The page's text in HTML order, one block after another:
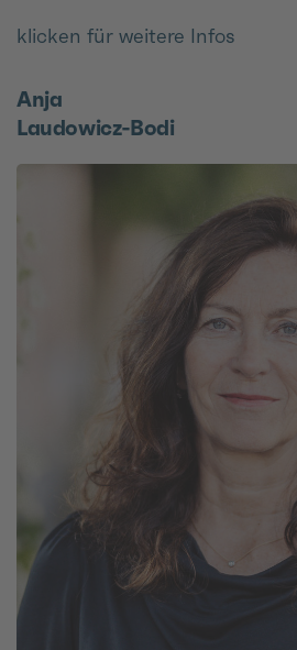
klicken für weitere Infos
Anja
Laudowicz-Bodi